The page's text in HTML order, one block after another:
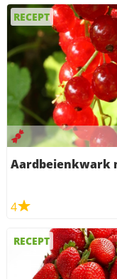
RECEPT
Aardbeienkwark
4
RECEPT